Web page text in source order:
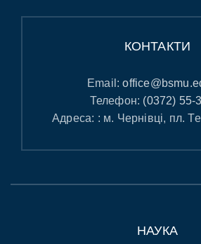
КОНТАКТИ
Email:
Телефон: (0372) 55-
Адреса: : м. Чернівці, пл.
НАУКА